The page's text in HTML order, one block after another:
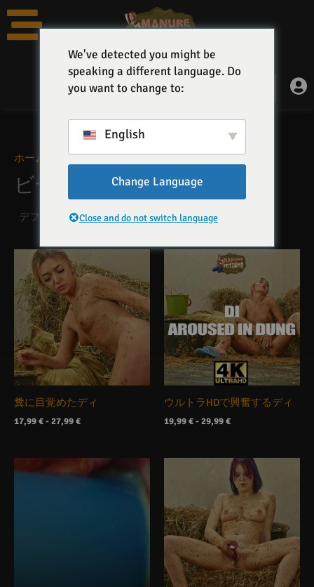
コ
テ
ホーム 2021
ビデオ '2021' カテゴリー
糞に目覚めたディ
17,99€-27,99€
格
帯
17,99 €か
27,99 €
ウルトラHDで興奮するディ
19,99€-29,99€
価
格
19,99 €か
ら
29,99 €
格
価
格
帯
16,99 €か
ら
26,99 €
We've detected you might be
speaking a different language. Do
you want to change to:
English
Change Language
Close and do not switch language